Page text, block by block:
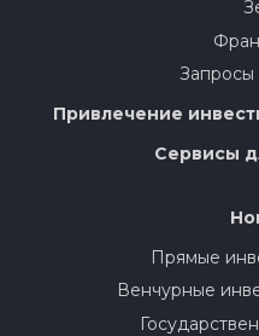
Запросы
Привлечение
Сервисы
Прямые
Венчурные